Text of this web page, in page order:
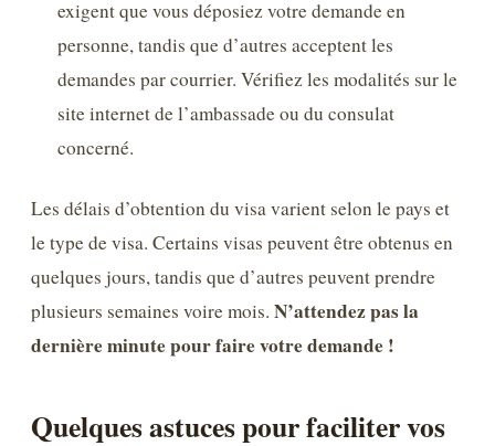
exigent que vous déposiez votre demande en
personne, tandis que d’autres acceptent les
demandes par courrier. Vérifiez les modalités sur le
site internet de l’ambassade ou du consulat
concerné.
Les délais d’obtention du visa varient selon le pays et
le type de visa. Certains visas peuvent être obtenus en
quelques jours, tandis que d’autres peuvent prendre
plusieurs semaines voire mois. N’attendez pas la
dernière minute pour faire votre demande !
Quelques astuces pour faciliter vos